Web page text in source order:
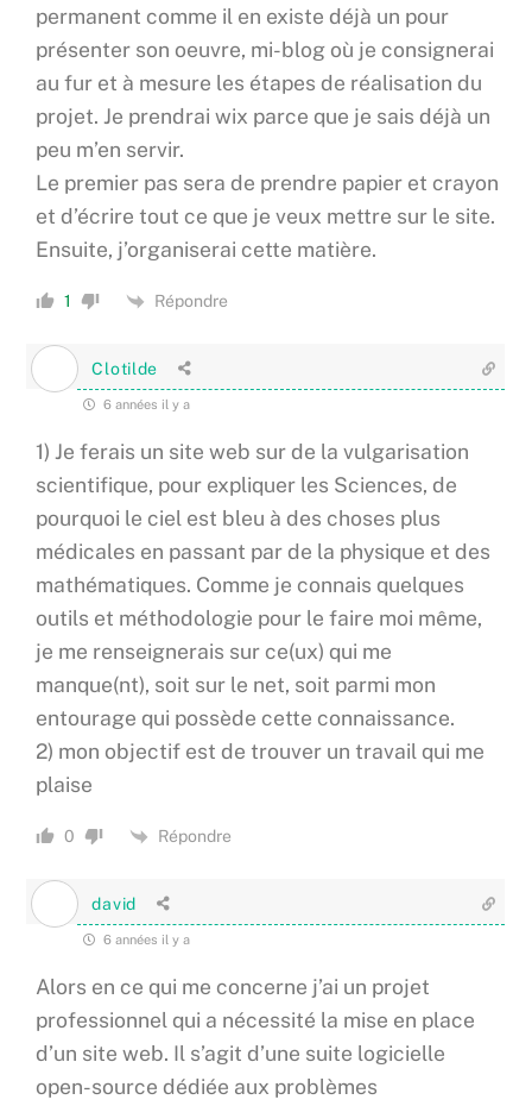
permanent comme il en existe déjà un pour
présenter son oeuvre, mi-blog où je consignerai
au fur et à mesure les étapes de réalisation du
projet. Je prendrai wix parce que je sais déjà un
peu m’en servir.
Le premier pas sera de prendre papier et crayon
et d’écrire tout ce que je veux mettre sur le site.
Ensuite, j’organiserai cette matière.
1 Répondre
Clotilde
6 années il y a
1) Je ferais un site web sur de la vulgarisation
scientifique, pour expliquer les Sciences, de
pourquoi le ciel est bleu à des choses plus
médicales en passant par de la physique et des
mathématiques. Comme je connais quelques
outils et méthodologie pour le faire moi même,
je me renseignerais sur ce(ux) qui me
manque(nt), soit sur le net, soit parmi mon
entourage qui possède cette connaissance.
2) mon objectif est de trouver un travail qui me
plaise
0 Répondre
david
6 années il y a
Alors en ce qui me concerne j’ai un projet
professionnel qui a nécessité la mise en place
d’un site web. Il s’agit d’une suite logicielle
open-source dédiée aux problèmes